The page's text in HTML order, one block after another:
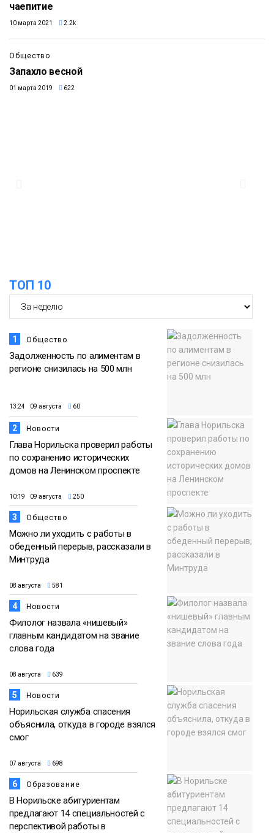
чаепитие
10 марта 2021 2.2k
Общество
Запахло весной
01 марта 2019 622
ТОП 10
1 Общество
Задолженность по алиментам в
регионе снизилась на 500 млн
13:24 09 августа 60
2 Новости
Глава Норильска проверил работы
по сохранению исторических
домов на Ленинском проспекте
10:19 09 августа 250
3 Общество
Можно ли уходить с работы в
обеденный перерыв, рассказали в
Минтруда
08 августа 581
4 Новости
Филолог назвала «нишевый»
главным кандидатом на звание
слова года
08 августа 639
5 Новости
Норильская служба спасения
объяснила, откуда в городе взялся
смог
07 августа 698
6 Образование
В Норильске абитуриентам
предлагают 14 специальностей с
перспективой работы в